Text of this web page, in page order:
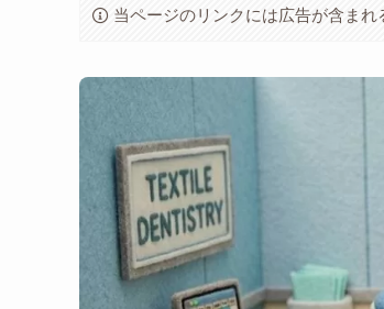
当ページのリンクには広告が含まれ